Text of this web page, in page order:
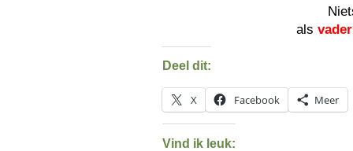
als
Deel dit:
X Facebook Meer
Vind ik leuk: